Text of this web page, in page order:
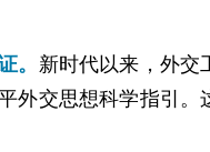
。 新时代以来，外交
外交思想科学指引